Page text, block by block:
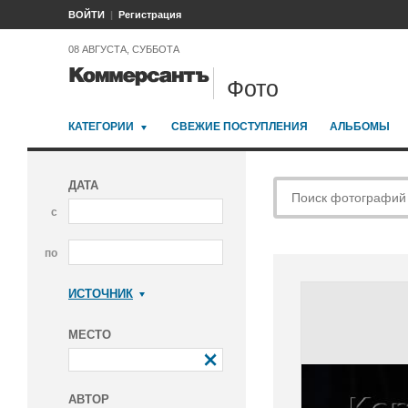
ВОЙТИ Регистрация
08 АВГУСТА, СУББОТА
Фото
КАТЕГОРИИ СВЕЖИЕ ПОСТУПЛЕНИЯ АЛЬБОМЫ
ДАТА
с
по
ИСТОЧНИК
МЕСТО
АВТОР